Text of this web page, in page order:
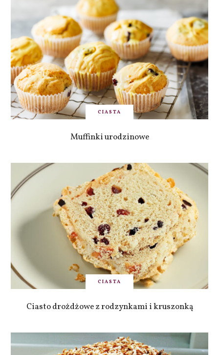
CIASTA
Muffinki urodzinowe
CIASTA
Ciasto drożdżowe z rodzynkami i kruszonką